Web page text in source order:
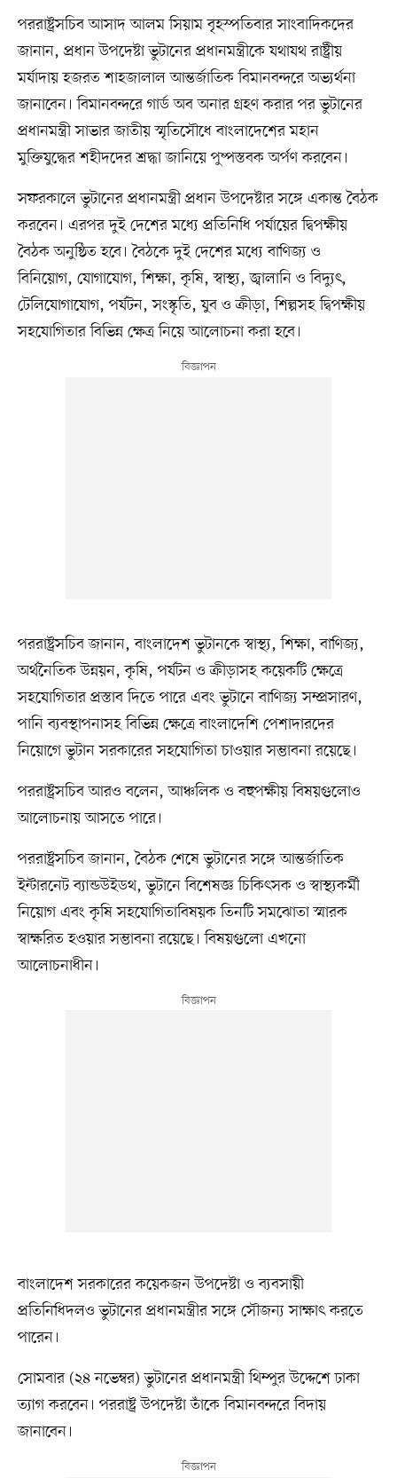
পররাষ্ট্রসচিব আসাদ আলম সিয়াম বৃহস্পতিবার সাংবাদিকদের
জানান, প্রধান উপদেষ্টা ভুটানের প্রধানমন্ত্রীকে যথাযথ রাষ্ট্রীয়
মর্যাদায় হজরত শাহজালাল আন্তর্জাতিক বিমানবন্দরে অভ্যর্থনা
জানাবেন। বিমানবন্দরে গার্ড অব অনার গ্রহণ করার পর ভুটানের
প্রধানমন্ত্রী সাভার জাতীয় স্মৃতিসৌধে বাংলাদেশের মহান
মুক্তিযুদ্ধের শহীদদের শ্রদ্ধা জানিয়ে পুষ্পস্তবক অর্পণ করবেন।
সফরকালে ভুটানের প্রধানমন্ত্রী প্রধান উপদেষ্টার সঙ্গে একান্ত বৈঠক
করবেন। এরপর দুই দেশের মধ্যে প্রতিনিধি পর্যায়ের দ্বিপক্ষীয়
বৈঠক অনুষ্ঠিত হবে। বৈঠকে দুই দেশের মধ্যে বাণিজ্য ও
বিনিয়োগ, যোগাযোগ, শিক্ষা, কৃষি, স্বাস্থ্য, জ্বালানি ও বিদ্যুৎ,
টেলিযোগাযোগ, পর্যটন, সংস্কৃতি, যুব ও ক্রীড়া, শিল্পসহ দ্বিপক্ষীয়
সহযোগিতার বিভিন্ন ক্ষেত্র নিয়ে আলোচনা করা হবে।
পররাষ্ট্রসচিব জানান, বাংলাদেশ ভুটানকে স্বাস্থ্য, শিক্ষা, বাণিজ্য,
অর্থনৈতিক উন্নয়ন, কৃষি, পর্যটন ও ক্রীড়াসহ কয়েকটি ক্ষেত্রে
সহযোগিতার প্রস্তাব দিতে পারে এবং ভুটানে বাণিজ্য সম্প্রসারণ,
পানি ব্যবস্থাপনাসহ বিভিন্ন ক্ষেত্রে বাংলাদেশি পেশাদারদের
নিয়োগে ভুটান সরকারের সহযোগিতা চাওয়ার সম্ভাবনা রয়েছে।
পররাষ্ট্রসচিব আরও বলেন, আঞ্চলিক ও বহুপক্ষীয় বিষয়গুলোও
আলোচনায় আসতে পারে।
পররাষ্ট্রসচিব জানান, বৈঠক শেষে ভুটানের সঙ্গে আন্তর্জাতিক
ইন্টারনেট ব্যান্ডউইডথ, ভুটানে বিশেষজ্ঞ চিকিৎসক ও স্বাস্থ্যকর্মী
নিয়োগ এবং কৃষি সহযোগিতাবিষয়ক তিনটি সমঝোতা স্মারক
স্বাক্ষরিত হওয়ার সম্ভাবনা রয়েছে। বিষয়গুলো এখনো
আলোচনাধীন।
বাংলাদেশ সরকারের কয়েকজন উপদেষ্টা ও ব্যবসায়ী
প্রতিনিধিদলও ভুটানের প্রধানমন্ত্রীর সঙ্গে সৌজন্য সাক্ষাৎ করতে
পারেন।
সোমবার (২৪ নভেম্বর) ভুটানের প্রধানমন্ত্রী থিম্পুর উদ্দেশে ঢাকা
ত্যাগ করবেন। পররাষ্ট্র উপদেষ্টা তাঁকে বিমানবন্দরে বিদায়
জানাবেন।